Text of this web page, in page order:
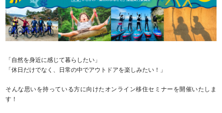
「自然を身近に感じて暮らしたい」
「休日だけでなく、日常の中でアウトドアを楽しみたい！」
そんな思いを持っている方に向けたオンライン移住セミナーを開催いたしま
す！